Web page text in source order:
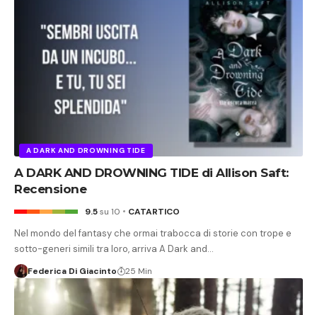
A DARK AND DROWNING TIDE
A DARK AND DROWNING TIDE di Allison Saft:
Recensione
9.5su 10 CATARTICO
Nel mondo del fantasy che ormai trabocca di storie con trope e
sotto-generi simili tra loro, arriva A Dark and…
Federica Di Giacinto 25 Min